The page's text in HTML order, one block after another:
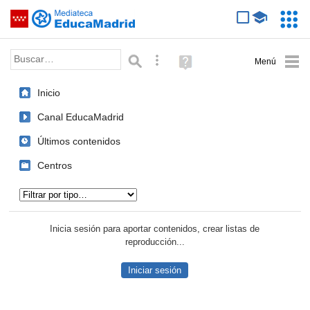
Saltar navegación
Palabra o frase: Búsqueda avanzada
Ayuda
(en
Inicio
Canal EducaMadrid
Últimos contenidos
Centros
Inicia sesión para aportar contenidos, crear listas de
reproducción...
Iniciar sesión